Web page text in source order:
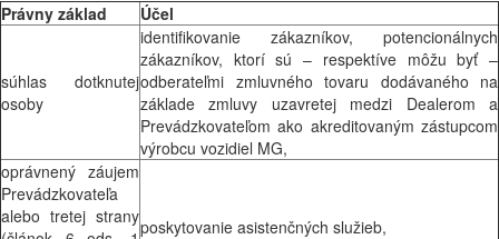
Právny základ
Účel
súhlas dotknutej
osoby
identifikovanie zákazníkov, potencionálnych
zákazníkov, ktorí sú – respektíve môžu byť –
odberateľmi zmluvného tovaru dodávaného na
základe zmluvy uzavretej medzi Dealerom a
Prevádzkovateľom ako akreditovaným zástupcom
výrobcu vozidiel MG,
oprávnený záujem
Prevádzkovateľa
alebo tretej stranyposkytovanie asistenčných služieb,